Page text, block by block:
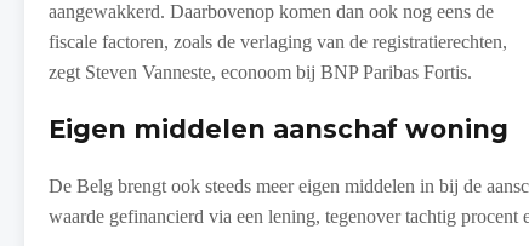
aangewakkerd. Daarbovenop komen dan ook nog eens de
fiscale factoren, zoals de verlaging van de registratierechten,
zegt Steven Vanneste, econoom bij BNP Paribas Fortis.
Eigen middelen aanschaf woning
De Belg brengt ook steeds meer eigen middelen in bij de
waarde gefinancierd via een lening, tegenover tachtig procent